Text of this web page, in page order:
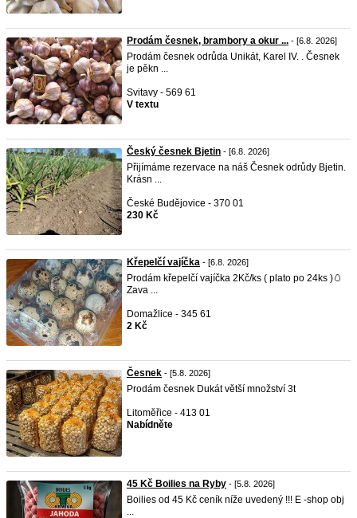
Prodám česnek, brambory a okur ... - [6.8. 2026]
Prodám česnek odrůda Unikát, Karel IV. . Česnek
je pěkn ...
Svitavy - 569 61
V textu
Český česnek Bjetin - [6.8. 2026]
Přijímáme rezervace na náš Česnek odrůdy Bjetin.
Krásn ...
České Budějovice - 370 01
230 Kč
Křepelčí vajíčka - [6.8. 2026]
Prodám křepelčí vajíčka 2Kč/ks ( plato po 24ks )🥚
Zava ...
Domažlice - 345 61
2 Kč
Česnek - [5.8. 2026]
Prodám česnek Dukát větší množství 3t
Litoměřice - 413 01
Nabídněte
45 Kč Boilies na Ryby - [5.8. 2026]
Boilies od 45 Kč ceník níže uvedený !!! E -shop obj
...